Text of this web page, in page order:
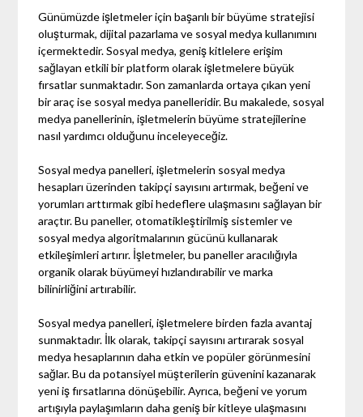
Günümüzde işletmeler için başarılı bir büyüme stratejisi
oluşturmak, dijital pazarlama ve sosyal medya kullanımını
içermektedir. Sosyal medya, geniş kitlelere erişim
sağlayan etkili bir platform olarak işletmelere büyük
fırsatlar sunmaktadır. Son zamanlarda ortaya çıkan yeni
bir araç ise sosyal medya panelleridir. Bu makalede, sosyal
medya panellerinin, işletmelerin büyüme stratejilerine
nasıl yardımcı olduğunu inceleyeceğiz.
Sosyal medya panelleri, işletmelerin sosyal medya
hesapları üzerinden takipçi sayısını artırmak, beğeni ve
yorumları arttırmak gibi hedeflere ulaşmasını sağlayan bir
araçtır. Bu paneller, otomatikleştirilmiş sistemler ve
sosyal medya algoritmalarının gücünü kullanarak
etkileşimleri artırır. İşletmeler, bu paneller aracılığıyla
organik olarak büyümeyi hızlandırabilir ve marka
bilinirliğini artırabilir.
Sosyal medya panelleri, işletmelere birden fazla avantaj
sunmaktadır. İlk olarak, takipçi sayısını artırarak sosyal
medya hesaplarının daha etkin ve popüler görünmesini
sağlar. Bu da potansiyel müşterilerin güvenini kazanarak
yeni iş fırsatlarına dönüşebilir. Ayrıca, beğeni ve yorum
artışıyla paylaşımların daha geniş bir kitleye ulaşmasını